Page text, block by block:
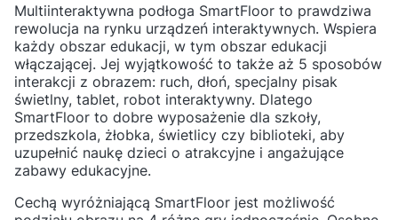
Multiinteraktywna podłoga SmartFloor to prawdziwa
rewolucja na rynku urządzeń interaktywnych. Wspiera
każdy obszar edukacji, w tym obszar edukacji
włączającej. Jej wyjątkowość to także aż 5 sposobów
interakcji z obrazem: ruch, dłoń, specjalny pisak
świetlny, tablet, robot interaktywny. Dlatego
SmartFloor to dobre wyposażenie dla szkoły,
przedszkola, żłobka, świetlicy czy biblioteki, aby
uzupełnić naukę dzieci o atrakcyjne i angażujące
zabawy edukacyjne.
Cechą wyróżniającą SmartFloor jest możliwość